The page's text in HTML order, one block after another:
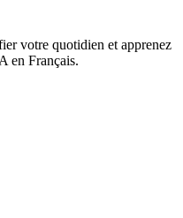
votre quotidien et apprenez
en Français.